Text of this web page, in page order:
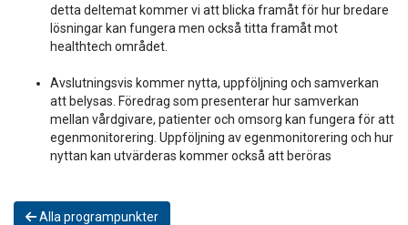
detta deltemat kommer vi att blicka framåt för hur bredare
lösningar kan fungera men också titta framåt mot
healthtech området.
Avslutningsvis kommer nytta, uppföljning och samverkan
att belysas. Föredrag som presenterar hur samverkan
mellan vårdgivare, patienter och omsorg kan fungera för att
egenmonitorering. Uppföljning av egenmonitorering och hur
nyttan kan utvärderas kommer också att beröras
Alla programpunkter